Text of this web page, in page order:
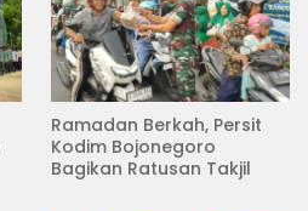
Ramadan Berkah, Persit
Kodim Bojonegoro
Bagikan Ratusan Takjil